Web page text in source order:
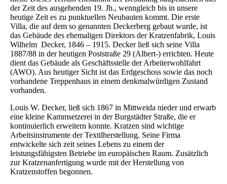
der Zeit des ausgehenden 19. Jh., wenngleich bis in unsere
heutige Zeit es zu punktuellen Neubauten kommt. Die erste
Villa, die auf dem so genannten Deckerberg gebaut wurde, ist
das Gebäude des ehemaligen Direktors der Kratzenfabrik, Louis
Wilhelm Decker, 1846 – 1915. Decker ließ sich seine Villa
1887/88 in der heutigen Poststraße 29 (Albert-) errichten. Heute
dient das Gebäude als Geschäftsstelle der Arbeiterwohlfahrt
(AWO). Aus heutiger Sicht ist das Erdgeschoss sowie das noch
vorhandene Treppenhaus in einem denkmalwürdigen Zustand
vorhanden.
Louis W. Decker, ließ sich 1867 in Mittweida nieder und erwarb
eine kleine Kammsetzerei in der Burgstädter Straße, die er
kontinuierlich erweitern konnte. Kratzen sind wichtige
Arbeitsinstrumente der Textilherstellung. Seine Firma
entwickelte sich zeit seines Lebens zu einem der
leistungsfähigsten Betriebe im europäischen Raum. Zusätzlich
zur Kratzenanfertigung wurde mit der Herstellung von
Kratzenstoffen begonnen.